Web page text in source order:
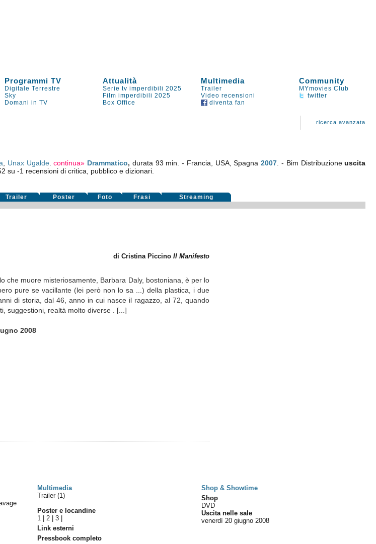
Programmi TV Attualità Multimedia Community
Digitale Terrestre Serie tv imperdibili 2025 Trailer
MYmovies Club
Sky Film imperdibili 2025 Video recensioni
twitter
Domani in TV Box Office diventa fan
ricerca avanzata
Unax Ugalde.continua» Drammatico, durata 93 min. - Francia, USA, Spagna2007 . - Bim Distribuzioneuscita
su -1 recensioni di critica, pubblico e dizionari.
Trailer Poster Foto Frasi Streaming
di Cristina PiccinoIl Manifesto
che muore misteriosamente, Barbara Daly, bostoniana, è per lo
pure se vacillante (lei però non lo sa ...) della plastica, i due
di storia, dal 46, anno in cui nasce il ragazzo, al 72, quando
suggestioni, realtà molto diverse . [...]
2008
Multimedia
Shop & Showtime
Trailer (1)
Poster e locandine
1 |2 |3
Link esterni
Pressbook completo
Shop
DVD
Uscita nelle sale
venerdì 20 giugno 2008